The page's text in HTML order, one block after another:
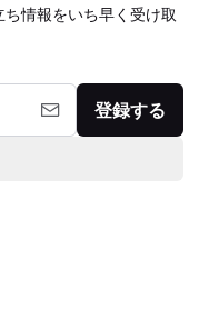
情報をいち早く受け取
登録する